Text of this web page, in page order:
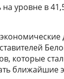
уровне в
которые
ближайшие